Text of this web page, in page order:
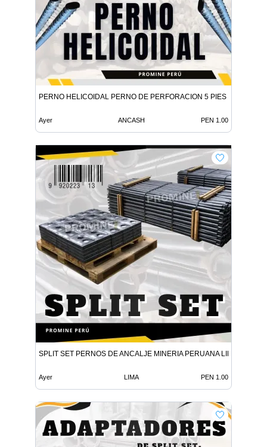
PERNO HELICOIDAL PERNO DE PERFORACION 5 PIES
Ayer ANCASH PEN 1.00
SPLIT SET PERNOS DE ANCALJE MINERIA PERUANA LIMA
Ayer LIMA PEN 1.00